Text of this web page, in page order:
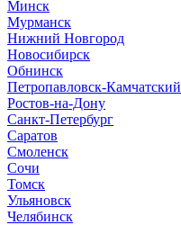
Минск
Мурманск
Нижний Новгород
Новосибирск
Обнинск
Петропавловск-Камчатский
Ростов-на-Дону
Санкт-Петербург
Саратов
Смоленск
Сочи
Томск
Ульяновск
Челябинск